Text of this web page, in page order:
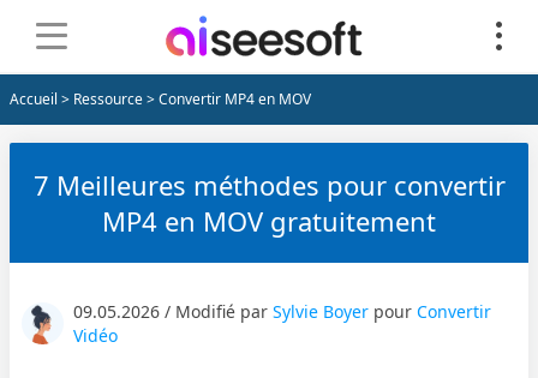
Accueil > Ressource> Convertir MP4 en MOV
7 Meilleures méthodes pour convertir
MP4 en MOV gratuitement
09.05.2026 / Modifié parSylvie Boyer pourConvertir
Vidéo